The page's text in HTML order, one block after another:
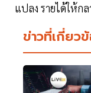
แปลง รายได้ให้ก
ข่าวที่เกี่ยว